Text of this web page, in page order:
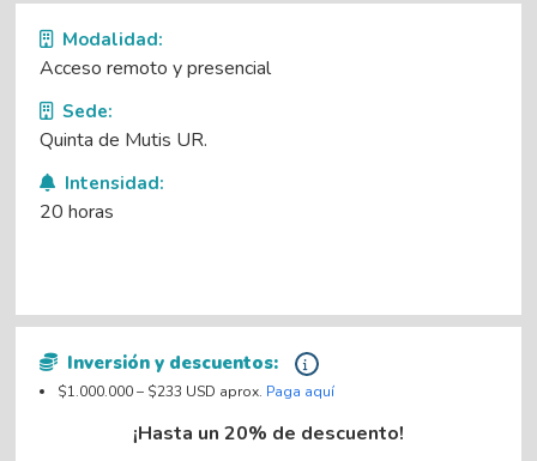
Modalidad:
Acceso remoto y presencial
Sede:
Quinta de Mutis UR.
Intensidad:
20 horas
Inversión y descuentos:
$1.000.000 – $233 USD aprox. Paga aquí
¡Hasta un 20% de descuento!